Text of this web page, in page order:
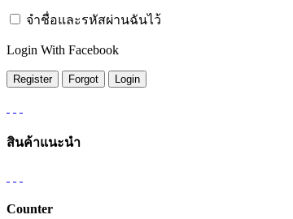
จำชื่อและรหัสผ่านฉันไว้
Login With Facebook
สินค้าแนะนำ
Counter